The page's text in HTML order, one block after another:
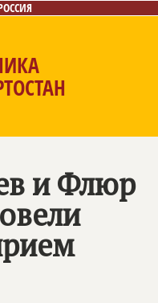
и Флюр